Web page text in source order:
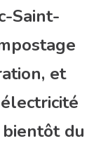
Saint-
et
du